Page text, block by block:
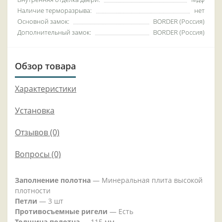
Наличие терморазрыва:
нет
Основной замок:
BORDER (Россия)
Дополнительный замок:
BORDER (Россия)
Обзор товара
Характеристики
Установка
Отзывов (0)
Вопросы (0)
Заполнение полотна — Минеральная плита высокой
плотности
Петли — 3 шт
Противосъемные ригели — Есть